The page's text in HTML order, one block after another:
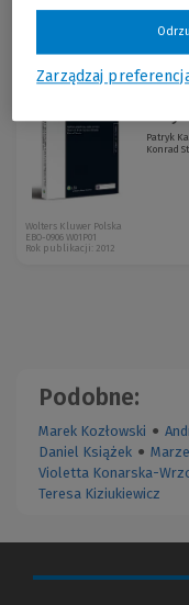
Sortuj:
Patryk
Konrad
Wolters Kluwer Polska
EBO-0906 W01P01
Rok publikacji: 2012
Podobne:
Marek Kozłowski ●
Daniel Książek ●
Violetta Konarska-
Teresa Kiziukiewicz
Zarządzaj